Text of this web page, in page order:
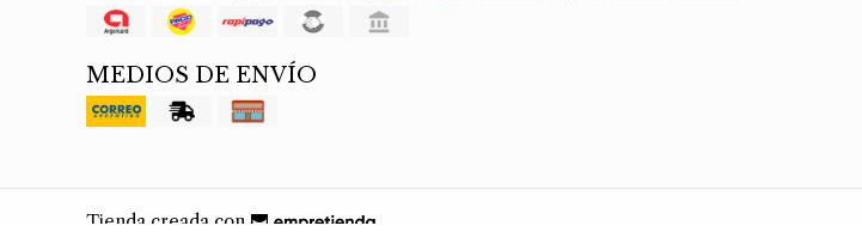
MEDIOS DE ENVÍO
Tienda creada con